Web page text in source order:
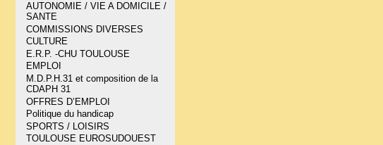
AUTONOMIE / VIE A DOMICILE /
SANTE
COMMISSIONS DIVERSES
CULTURE
E.R.P. -CHU TOULOUSE
EMPLOI
M.D.P.H.31 et composition de la
CDAPH 31
OFFRES D’EMPLOI
Politique du handicap
SPORTS / LOISIRS
TOULOUSE EUROSUDOUEST